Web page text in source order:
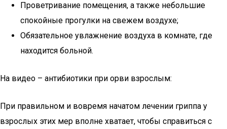
Проветривание помещения, а также небольшие
спокойные прогулки на свежем воздухе;
Обязательное увлажнение воздуха в комнате, где
находится больной.
На видео – антибиотики при орви взрослым:
При правильном и вовремя начатом лечении гриппа у
взрослых этих мер вполне хватает, чтобы справиться с